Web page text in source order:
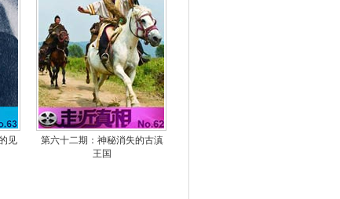
经典》 20150425 二战
·追击纳粹
战经典》 20150418 二战
·诺曼底迷雾
经典》 20150411 二战
·突破纳粹防线
见
第六十二期：神秘消失的古滇
王国